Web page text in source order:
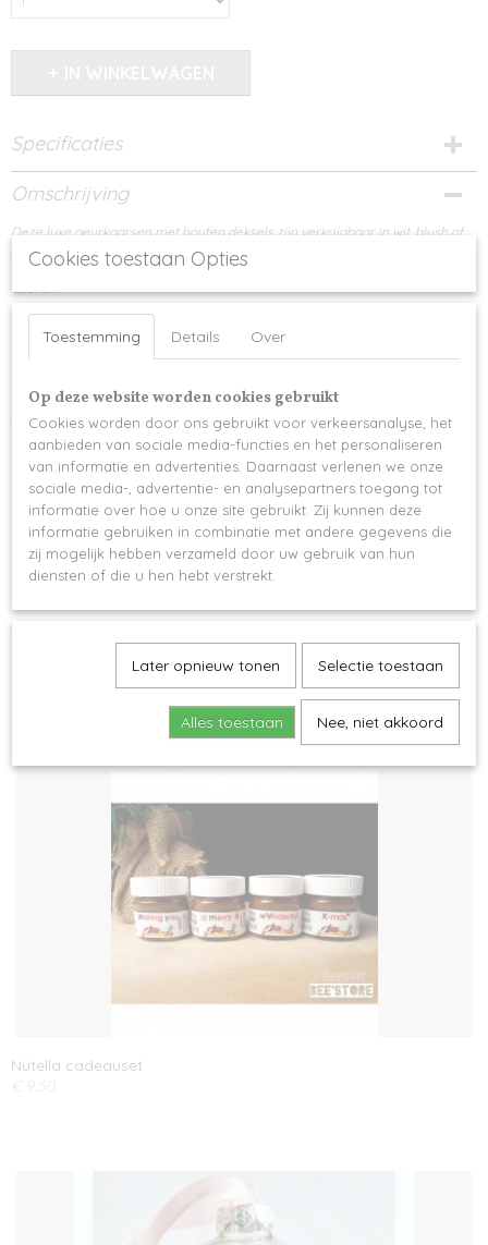
Specificaties
Productcode
956-14799
Omschrijving
Deze luxe geurkaarsen met houten deksels zijn verkrijgbaar in wit, blush of
zwart
Geuren:
Afmetingen:
Small 15 cm D x 8 cm H // Gewicht 1,4 kg // 3 wieken
Deze luxe geurkaarsen worden gepersonaliseerd met een sticker of
gegraveerd (-> meerprijs)
Geef gerust jouw eigen gewenste tekst door voor een op maat gemaakt
geschenk
Nutella cadeauset
€ 9,50
Cookies toestaan Opties
Toestemming Details Over
Op deze website worden cookies gebruikt
Cookies worden door ons gebruikt voor verkeersanalyse, het
aanbieden van sociale media-functies en het personaliseren
van informatie en advertenties. Daarnaast verlenen we onze
sociale media-, advertentie- en analysepartners toegang tot
informatie over hoe u onze site gebruikt. Zij kunnen deze
informatie gebruiken in combinatie met andere gegevens die
zij mogelijk hebben verzameld door uw gebruik van hun
diensten of die u hen hebt verstrekt.
Later opnieuw tonen Selectie toestaan
Alles toestaan Nee, niet akkoord